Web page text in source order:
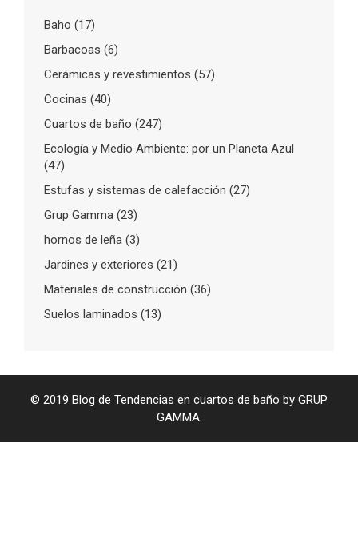
Baho (17)
Barbacoas (6)
Cerámicas y revestimientos (57)
Cocinas (40)
Cuartos de baño (247)
Ecología y Medio Ambiente: por un Planeta Azul
(47)
Estufas y sistemas de calefacción (27)
Grup Gamma (23)
hornos de leña (3)
Jardines y exteriores (21)
Materiales de construcción (36)
Suelos laminados (13)
© 2019 Blog de Tendencias en cuartos de baño by GRUP
GAMMA.